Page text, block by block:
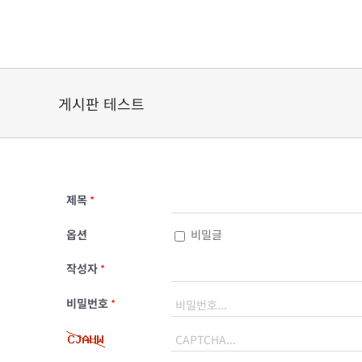
게시판 테스트
제목 *
옵션 비밀글
작성자 *
비밀번호 *